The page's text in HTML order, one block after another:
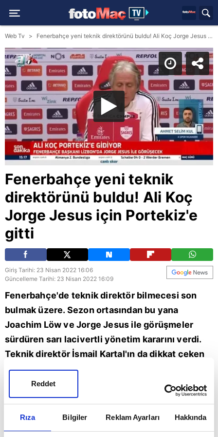
Rıza Bilgiler Reklam Ayarları Hakkında
Reddet
Web Tv Fenerbahçe yeni teknik direktörünü buldu! Ali Koç Jorge Jesus için Portekiz'e gitti
Fenerbahçe yeni teknik
direktörünü buldu! Ali Koç
Jorge Jesus için Portekiz'e
gitti
Giriş Tarihi: 23 Nisan 2022 16:06
Güncelleme Tarihi: 23 Nisan 2022 16:09
Fenerbahçe'de teknik direktör bilmecesi son
bulmak üzere. Sezon ortasından bu yana
Joachim Löw ve Jorge Jesus ile görüşmeler
sürdüren sarı lacivertli yönetim kararını verdi.
Teknik direktör İsmail Kartal'ın da dikkat çeken
performansına karşın Ali Koç ve yönetimi Jorge
Jesus için harekete geçti. Detayları A Spor
muhabiri Ahmet Selim Kul aktardı. Kul, "Başkan
özel uçağıyla birlikte Lizbon'a doğru gidiyor.